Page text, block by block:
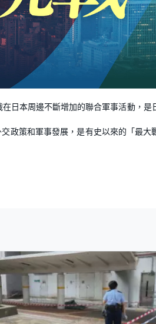
日本周邊不斷增加的聯合軍事活動，是
政策和軍事發展，是有史以來的「最大